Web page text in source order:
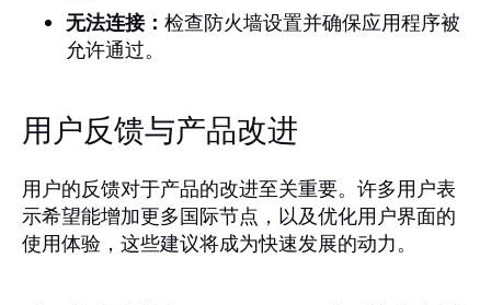
无法连接： 检查防火墙设置并确保应用程序被
允许通过。
用户反馈与产品改进
用户的反馈对于产品的改进至关重要。许多用户表
示希望能增加更多国际节点，以及优化用户界面的
使用体验，这些建议将成为快速发展的动力。